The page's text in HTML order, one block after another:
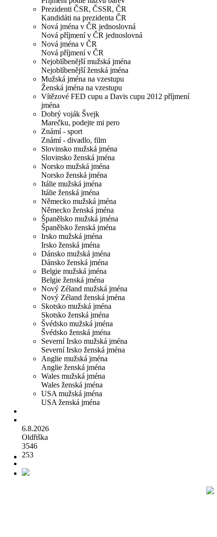
Prezidenti ČSR, ČSSR, ČR
Kandidáti na prezidenta ČR
Nová jména v ČR jednoslovná
Nová příjmení v ČR jednoslovná
Nová jména v ČR
Nová příjmení v ČR
Nejoblíbenější mužská jména
Nejoblíbenější ženská jména
Mužská jména na vzestupu
Ženská jména na vzestupu
Vítězové FED cupu a Davis cupu 2012 příjmení
jména
Dobrý voják Švejk
Marečku, podejte mi pero
Známí - sport
Známí - divadlo, film
Slovinsko mužská jména
Slovinsko ženská jména
Norsko mužská jména
Norsko ženská jména
Itálie mužská jména
Itálie ženská jména
Německo mužská jména
Německo ženská jména
Španělsko mužská jména
Španělsko ženská jména
Irsko mužská jména
Irsko ženská jména
Dánsko mužská jména
Dánsko ženská jména
Belgie mužská jména
Belgie ženská jména
Nový Zéland mužská jména
Nový Zéland ženská jména
Skotsko mužská jména
Skotsko ženská jména
Švédsko mužská jména
Švédsko ženská jména
Severní Irsko mužská jména
Severní Irsko ženská jména
Anglie mužská jména
Anglie ženská jména
Wales mužská jména
Wales ženská jména
USA mužská jména
USA ženská jména
6.8.2026
Oldřiška
3546
253